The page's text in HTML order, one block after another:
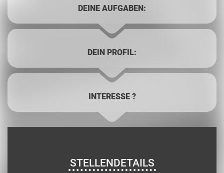
DEINE AUFGABEN:
DEIN PROFIL:
INTERESSE ?
STELLENDETAILS